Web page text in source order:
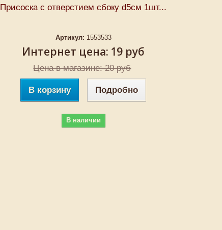
Присоска с отверстием сбоку d5см 1шт...
Артикул: 1553533
Интернет цена: 19 руб
Цена в магазине: 20 руб
В корзину Подробно
В наличии